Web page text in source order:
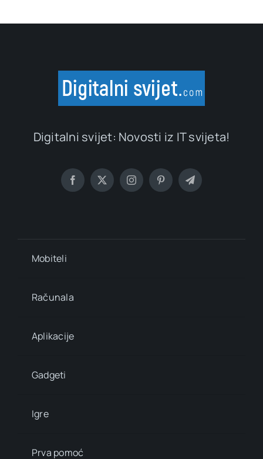
Digitalni svijet: Novosti iz IT svijeta!
Mobiteli
Računala
Aplikacije
Gadgeti
Igre
Prva pomoć